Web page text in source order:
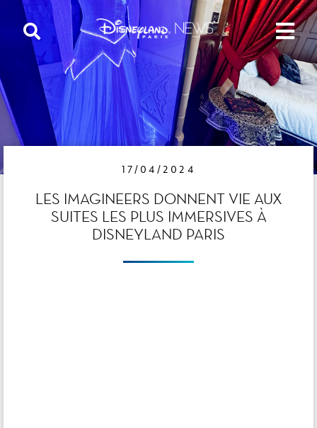
17/04/2024
LES IMAGINEERS DONNENT VIE AUX
SUITES LES PLUS IMMERSIVES À
DISNEYLAND PARIS